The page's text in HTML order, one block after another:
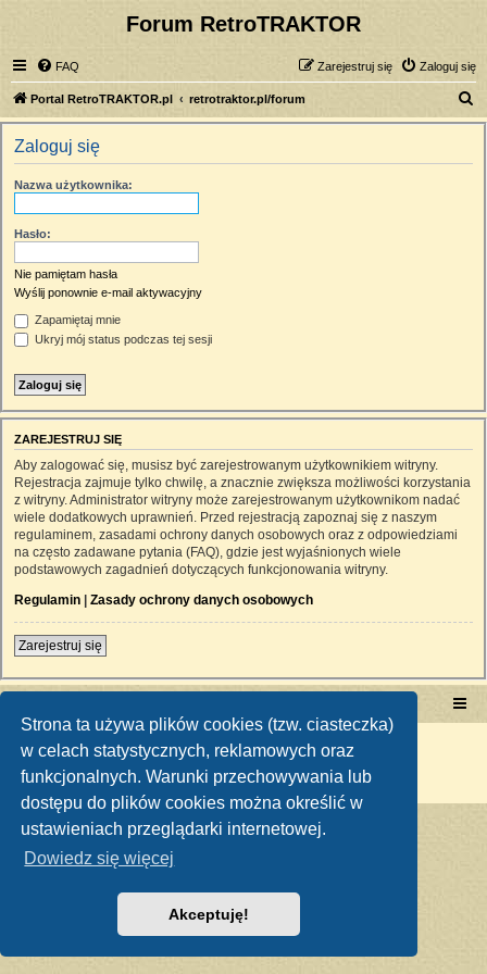
Strona ta używa plików cookies (tzw. ciasteczka)
w celach statystycznych, reklamowych oraz
funkcjonalnych. Warunki przechowywania lub
dostępu do plików cookies można określić w
ustawieniach przeglądarki internetowej.
Dowiedz się więcej
Akceptuję!
Forum RetroTRAKTOR
FAQ Zaloguj się
Zarejestruj się
Portal RetroTRAKTOR.pl retrotraktor.pl/forum
z
Zaloguj się
Nazwa użytkownika:
Hasło:
Nie pamiętam hasła
Wyślij ponownie e-mail aktywacyjny
Zapamiętaj mnie
Ukryj mój status podczas tej sesji
ZAREJESTRUJ SIĘ
Aby zalogować się, musisz być zarejestrowanym użytkownikiem witryny.
Rejestracja zajmuje tylko chwilę, a znacznie zwiększa możliwości korzystania
z witryny. Administrator witryny może zarejestrowanym użytkownikom nadać
wiele dodatkowych uprawnień. Przed rejestracją zapoznaj się z naszym
regulaminem, zasadami ochrony danych osobowych oraz z odpowiedziami
na często zadawane pytania (FAQ), gdzie jest wyjaśnionych wiele
podstawowych zagadnień dotyczących funkcjonowania witryny.
Regulamin | Zasady ochrony danych osobowych
Zarejestruj się
Technologię dostarcza phpBB ® Forum Software © phpBB Limited
Polski pakiet językowy dostarcza
Zasady ochrony danych osobowych|Regulamin